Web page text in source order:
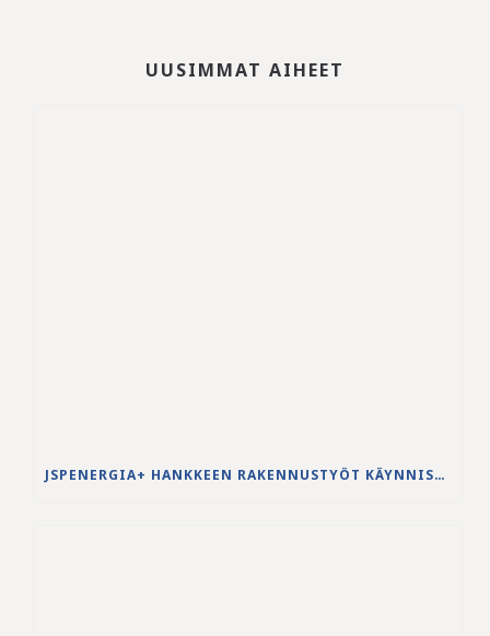
UUSIMMAT AIHEET
JSPENERGIA+ HANKKEEN RAKENNUSTYÖT KÄYNNISTYVÄT LOUHINTATÖILLÄ